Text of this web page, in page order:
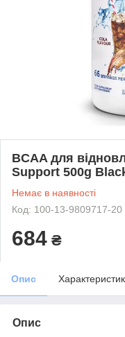
BCAA для
Support 500g
Немає в наявності
Код: 100-13-9809717-20
684 ₴
Опис
Опис